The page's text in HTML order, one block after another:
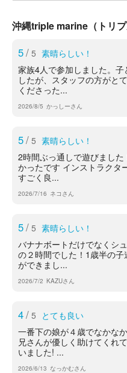
沖縄triple marine（トリ
5/ 5 素晴らしい！
家族4人で参加しました。
したが、スタッフの方がと
くださった...
2026/8/5 かっしーさん
5/ 5 素晴らしい！
2時間ぶっ通しで遊びまし
かったです インストラクタ
すごく良...
2026/7/16 ネコさん
5/ 5 素晴らしい！
バナナボートだけでなくシ
の２時間でした！1歳半の
ができまし...
2026/7/2 KAZUさん
4/ 5 とても良い
一番下の娘が４歳でなかな
兄さんが優しく助けてくれ
いました! ...
2026/6/13 なっかむさん